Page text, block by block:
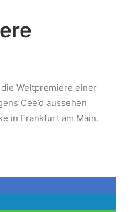
Weltpremiere einer
Cee’d aussehen
in Frankfurt am Main.